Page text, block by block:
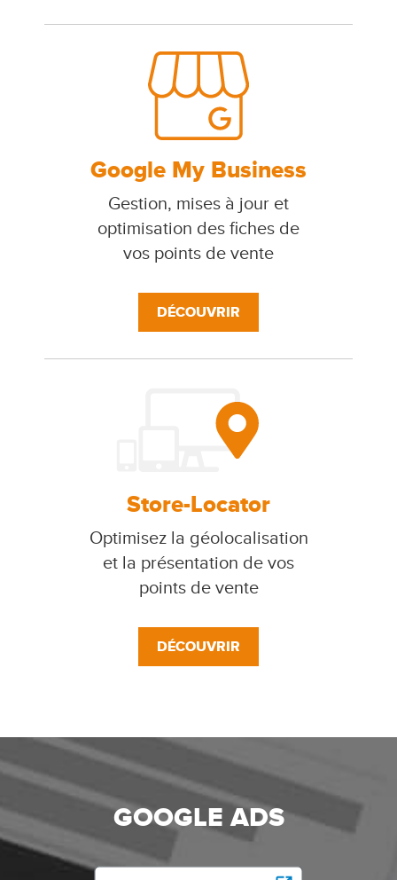
Google My Business
Gestion, mises à jour et
optimisation des fiches de
vos points de vente
DÉCOUVRIR
Store-Locator
Optimisez la géolocalisation
et la présentation de vos
points de vente
DÉCOUVRIR
GOOGLE ADS